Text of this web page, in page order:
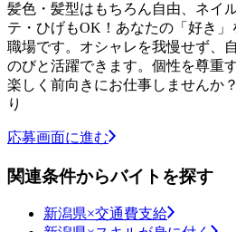
髪色・髪型はもちろん自由、ネイ
テ・ひげもOK！あなたの「好き
職場です。オシャレを我慢せず、
のびと活躍できます。個性を尊重
楽しく前向きにお仕事しません
り
応募画面に進む
関連条件からバイトを探す
新潟県×交通費支給